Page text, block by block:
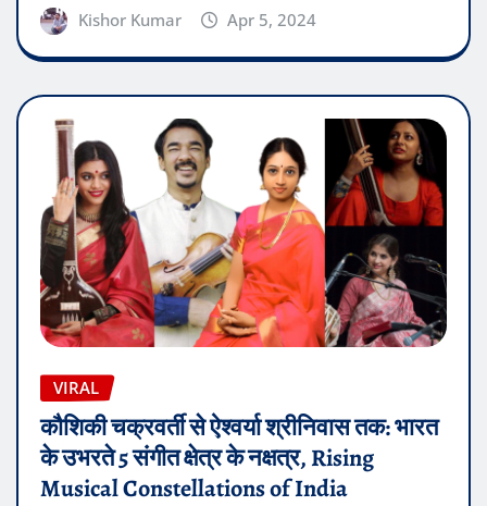
Kishor Kumar Apr 5, 2024
VIRAL
कौशिकी चक्रवर्ती से ऐश्वर्या श्रीनिवास तक: भारत
के उभरते 5 संगीत क्षेत्र के नक्षत्र, Rising
Musical Constellations of India